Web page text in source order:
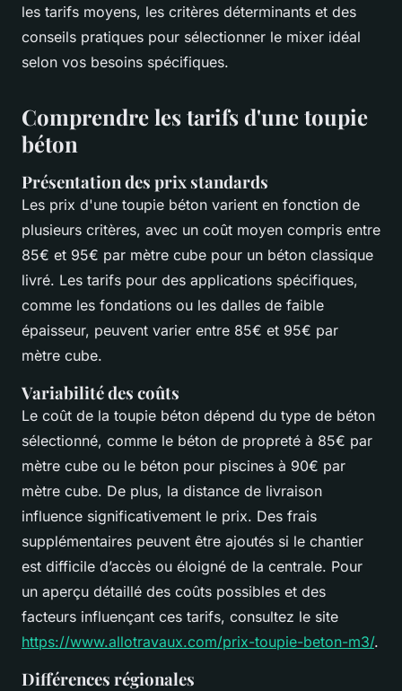
les tarifs moyens, les critères déterminants et des
conseils pratiques pour sélectionner le mixer idéal
selon vos besoins spécifiques.
Comprendre les tarifs d'une toupie
béton
Présentation des prix standards
Les prix d'une toupie béton varient en fonction de
plusieurs critères, avec un coût moyen compris entre
85€ et 95€ par mètre cube pour un béton classique
livré. Les tarifs pour des applications spécifiques,
comme les fondations ou les dalles de faible
épaisseur, peuvent varier entre 85€ et 95€ par
mètre cube.
Variabilité des coûts
Le coût de la toupie béton dépend du type de béton
sélectionné, comme le béton de propreté à 85€ par
mètre cube ou le béton pour piscines à 90€ par
mètre cube. De plus, la distance de livraison
influence significativement le prix. Des frais
supplémentaires peuvent être ajoutés si le chantier
est difficile d’accès ou éloigné de la centrale. Pour
un aperçu détaillé des coûts possibles et des
facteurs influençant ces tarifs, consultez le site
https://www.allotravaux.com/prix-toupie-beton-m3/.
Différences régionales